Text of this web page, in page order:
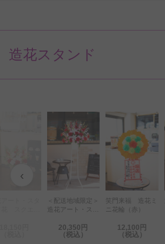
造花スタンド
‹
＜配送地域限定＞
造花アート・スタ
まかせ）
20,350円
（税込）
笑門来福 造花ミ
ニ花輪（赤）
12,100円
（税込）